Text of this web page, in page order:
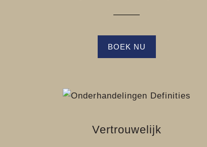
BOEK NU
Vertrouwelijk